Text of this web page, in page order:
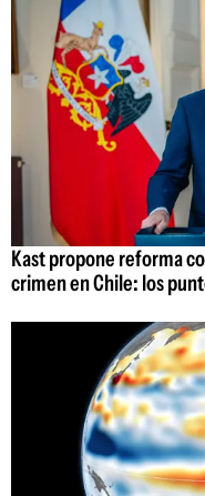
Kast propone reforma
crimen en Chile: los